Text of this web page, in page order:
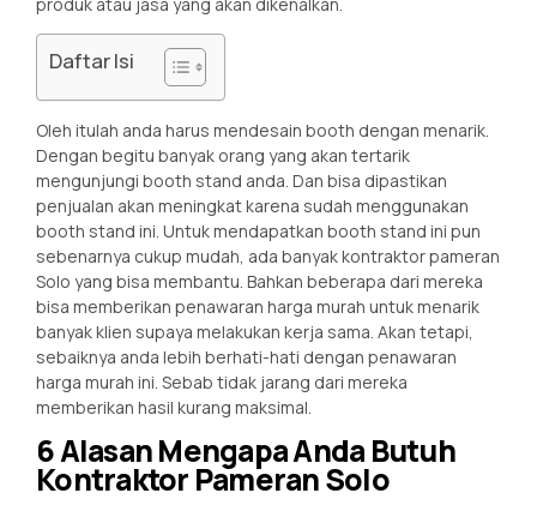
Daftar Isi
Oleh itulah anda harus mendesain booth dengan menarik.
Dengan begitu banyak orang yang akan tertarik
mengunjungi booth stand anda. Dan bisa dipastikan
penjualan akan meningkat karena sudah menggunakan
booth stand ini. Untuk mendapatkan booth stand ini pun
sebenarnya cukup mudah, ada banyak kontraktor pameran
Solo yang bisa membantu. Bahkan beberapa dari mereka
bisa memberikan penawaran harga murah untuk menarik
banyak klien supaya melakukan kerja sama. Akan tetapi,
sebaiknya anda lebih berhati-hati dengan penawaran
harga murah ini. Sebab tidak jarang dari mereka
memberikan hasil kurang maksimal.
6 Alasan Mengapa Anda Butuh
Kontraktor Pameran Solo